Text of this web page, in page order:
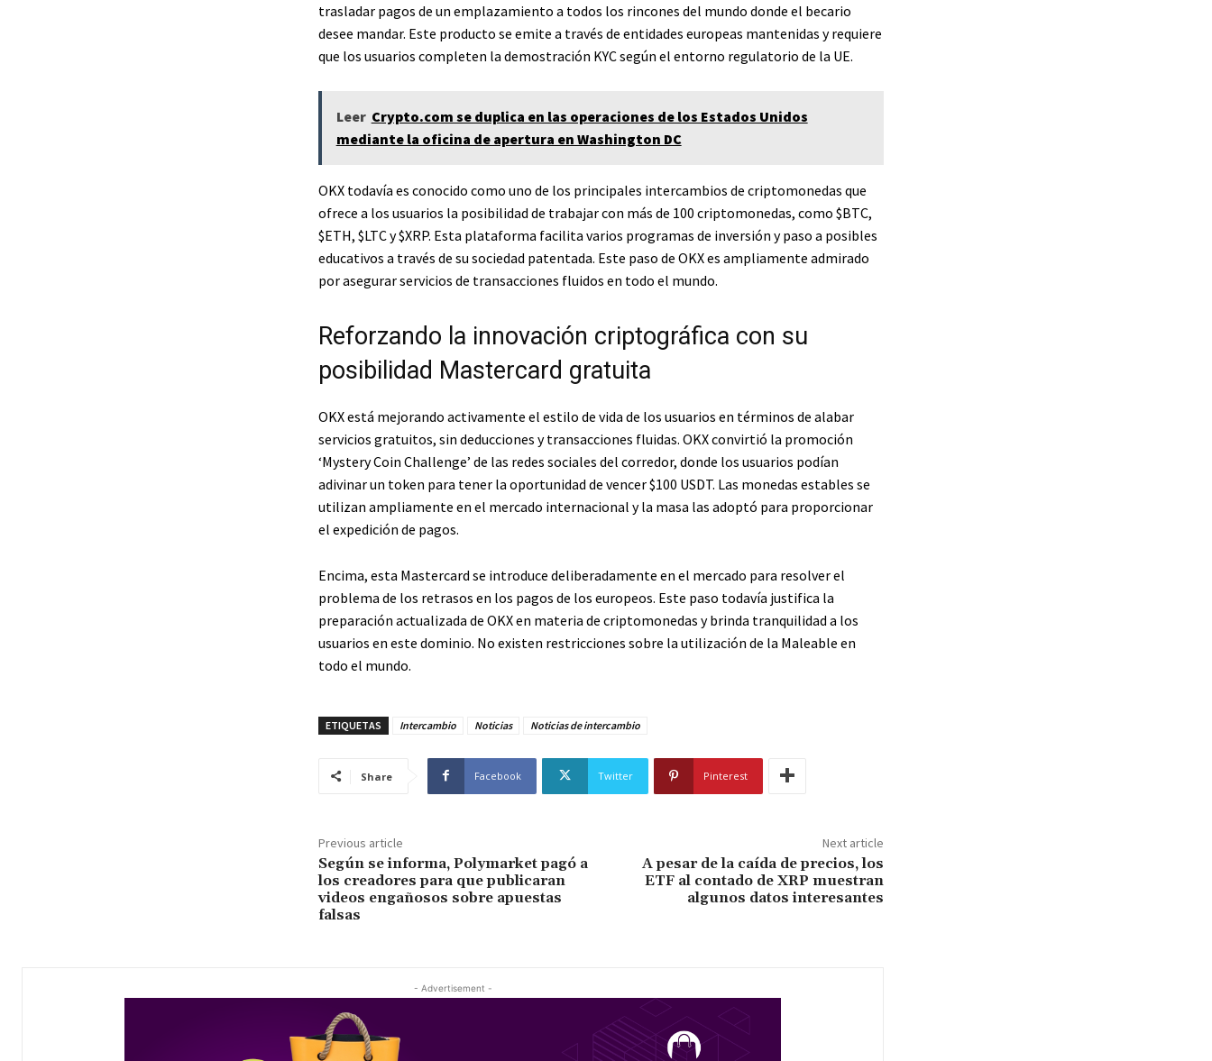
trasladar pagos de un emplazamiento a todos los rincones del mundo donde el becario
desee mandar. Este producto se emite a través de entidades europeas mantenidas y requiere
que los usuarios completen la demostración KYC según el entorno regulatorio de la UE.
Leer Crypto.com se duplica en las operaciones de los Estados Unidos
mediante la oficina de apertura en Washington DC
OKX todavía es conocido como uno de los principales intercambios de criptomonedas que
ofrece a los usuarios la posibilidad de trabajar con más de 100 criptomonedas, como $BTC,
$ETH, $LTC y $XRP. Esta plataforma facilita varios programas de inversión y paso a posibles
educativos a través de su sociedad patentada. Este paso de OKX es ampliamente admirado
por asegurar servicios de transacciones fluidos en todo el mundo.
Reforzando la innovación criptográfica con su
posibilidad Mastercard gratuita
OKX está mejorando activamente el estilo de vida de los usuarios en términos de alabar
servicios gratuitos, sin deducciones y transacciones fluidas. OKX convirtió la promoción
‘Mystery Coin Challenge’ de las redes sociales del corredor, donde los usuarios podían
adivinar un token para tener la oportunidad de vencer $100 USDT. Las monedas estables se
utilizan ampliamente en el mercado internacional y la masa las adoptó para proporcionar
el expedición de pagos.
Encima, esta Mastercard se introduce deliberadamente en el mercado para resolver el
problema de los retrasos en los pagos de los europeos. Este paso todavía justifica la
preparación actualizada de OKX en materia de criptomonedas y brinda tranquilidad a los
usuarios en este dominio. No existen restricciones sobre la utilización de la Maleable en
todo el mundo.
ETIQUETAS Intercambio Noticias Noticias de intercambio
Share Facebook Twitter Pinterest
Previous article
Según se informa, Polymarket pagó a
los creadores para que publicaran
videos engañosos sobre apuestas
falsas
Next article
A pesar de la caída de precios, los
ETF al contado de XRP muestran
algunos datos interesantes
- Advertisement -